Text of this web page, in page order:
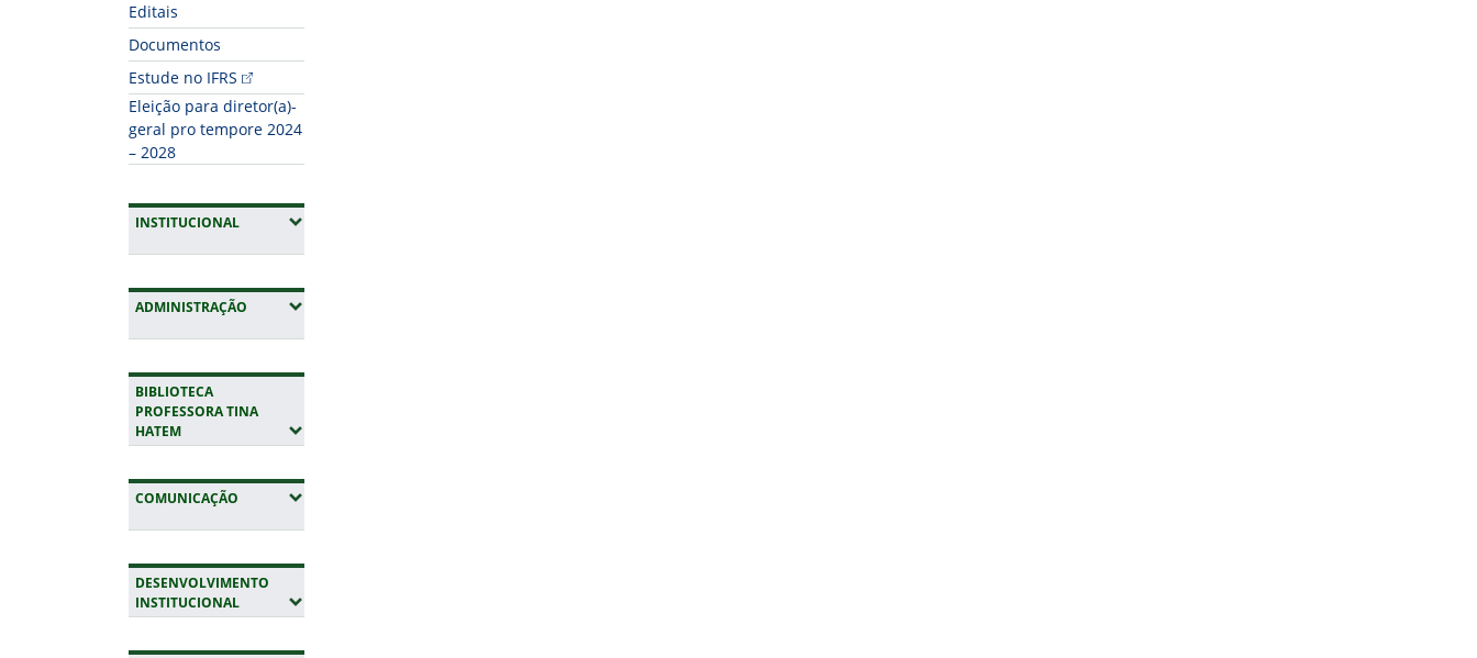
Editais
Documentos
Estude no IFRS
Eleição para diretor(a)-
geral pro tempore 2024
– 2028
INSTITUCIONAL(EXPANDIR SUBMENUS)
ADMINISTRAÇÃO (EXPANDIR SUBMENUS)
BIBLIOTECA
PROFESSORA TINA
HATEM(EXPANDIR SUBMENUS)
COMUNICAÇÃO (EXPANDIR SUBMENUS)
DESENVOLVIMENTO
INSTITUCIONAL(EXPANDIR SUBMENUS)